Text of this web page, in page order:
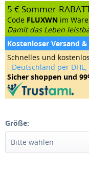
5 € Sommer-
Code FLUXWN im
Damit das Leben
Kostenloser Versand
Schnelles und
- Deutschland per
Sicher shoppen und
Größe: